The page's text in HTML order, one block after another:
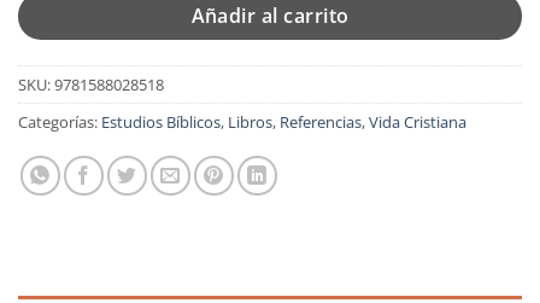
Añadir al carrito
SKU:9781588028518
Categorías: Estudios Bíblicos, Libros, Referencias,Vida Cristiana